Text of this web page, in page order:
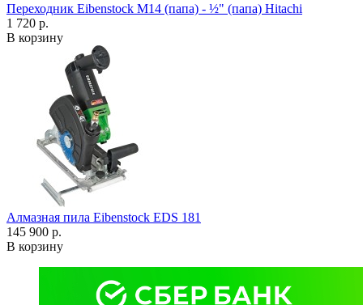
Переходник Eibenstock M14 (папа) - ½" (папа) Hitachi
1 720 р.
В корзину
Алмазная пила Eibenstock EDS 181
145 900 р.
В корзину